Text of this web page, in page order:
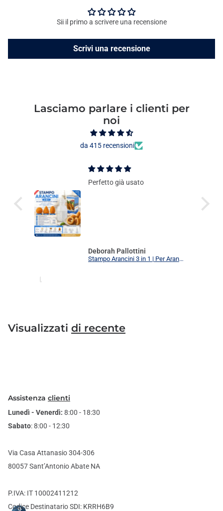
Sii il primo a scrivere una recensione
Scrivi una recensione
Lasciamo parlare i clienti per
noi
da 415 recensioni
Perfetto già usato
Deborah Pallottini
Stampo Arancini 3 in 1 | Per Arancini, Supplì e Polpette Uniformi | 3 Forme Intercambiabili Food Grade + Ricettario
Visualizzati di recente
Assistenza clienti
Lunedì - Venerdì: 8:00 - 18:30
Sabato: 8:00 - 12:30
Via Casa Attanasio 304-306
80057 Sant’Antonio Abate NA
P.IVA: IT 10002411212
Codice Destinatario SDI: KRRH6B9